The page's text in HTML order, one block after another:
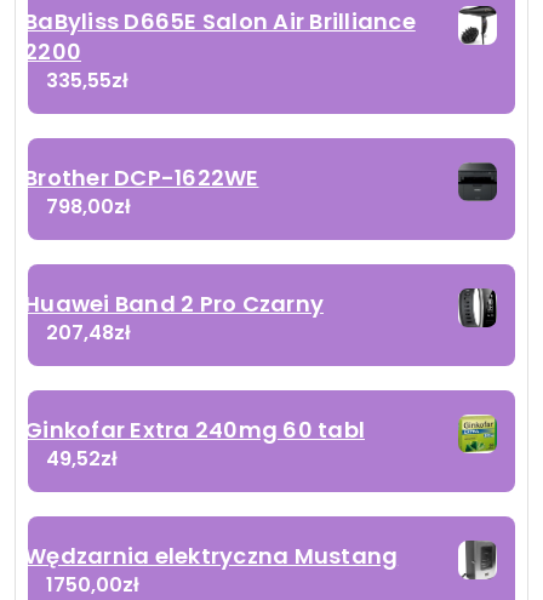
BaByliss D665E Salon Air Brilliance
2200
335,55zł
Brother DCP-1622WE
798,00zł
Huawei Band 2 Pro Czarny
207,48zł
Ginkofar Extra 240mg 60 tabl
49,52zł
Wędzarnia elektryczna Mustang
1750,00zł